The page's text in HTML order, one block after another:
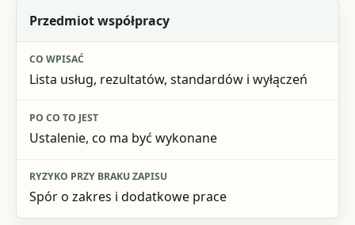
Przedmiot współpracy
Lista usług, rezultatów, standardów i wyłączeń
Ustalenie, co ma być wykonane
Spór o zakres i dodatkowe prace